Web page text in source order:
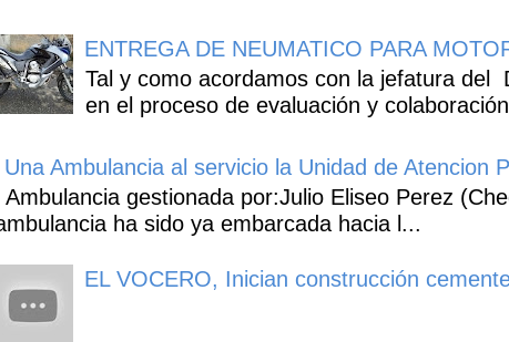
ENTREGA DE NEUMATICO PARA
Tal y como acordamos con la jefatura del
en el proceso de evaluación y
Una Ambulancia al servicio la Unidad de Atencion
Ambulancia gestionada por:Julio Eliseo Perez
ha sido ya embarcada hacia l...
EL VOCERO, Inician construcción